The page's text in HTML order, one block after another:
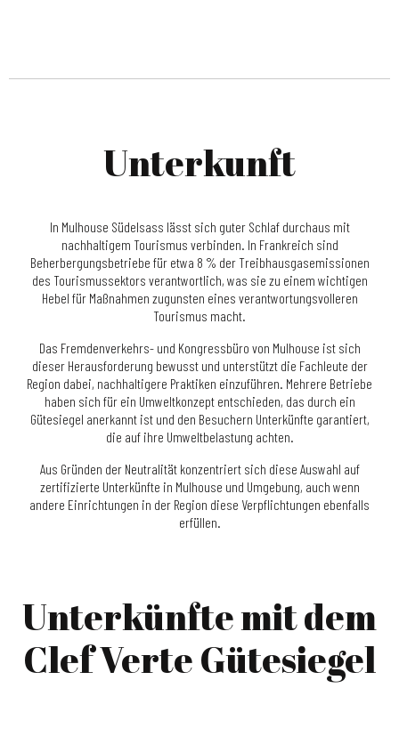
Unterkunft
In Mulhouse Südelsass lässt sich guter Schlaf durchaus mit
nachhaltigem Tourismus verbinden. In Frankreich sind
Beherbergungsbetriebe für etwa 8 % der Treibhausgasemissionen
des Tourismussektors verantwortlich, was sie zu einem wichtigen
Hebel für Maßnahmen zugunsten eines verantwortungsvolleren
Tourismus macht.
Das Fremdenverkehrs- und Kongressbüro von Mulhouse ist sich
dieser Herausforderung bewusst und unterstützt die Fachleute der
Region dabei, nachhaltigere Praktiken einzuführen. Mehrere Betriebe
haben sich für ein Umweltkonzept entschieden, das durch ein
Gütesiegel anerkannt ist und den Besuchern Unterkünfte garantiert,
die auf ihre Umweltbelastung achten.
Aus Gründen der Neutralität konzentriert sich diese Auswahl auf
zertifizierte Unterkünfte in Mulhouse und Umgebung, auch wenn
andere Einrichtungen in der Region diese Verpflichtungen ebenfalls
erfüllen.
Unterkünfte mit dem
Clef Verte Gütesiegel